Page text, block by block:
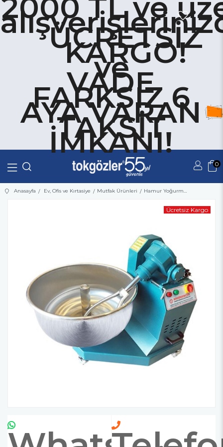
ÜCRETSİZ
KARGO!
ve
VADE
FARKSIZ 6
AYA VARAN
TAKSİT
İMKANI!
0
Üye Girişi Üye Ol
Anasayfa Ev, Ofis ve Kırtasiye Mutfak Ürünleri Hamur Yoğurma Makinesi 35 Kg 220 Volt
Ücretsiz Kargo